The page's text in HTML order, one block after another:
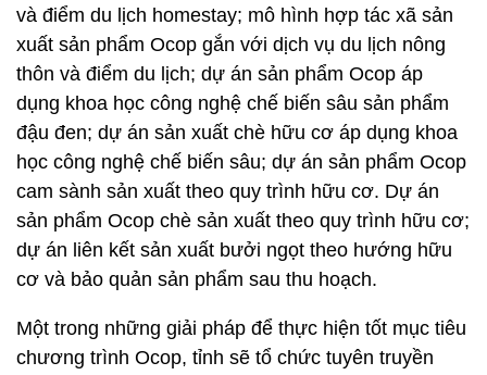
và điểm du lịch homestay; mô hình hợp tác xã sản
xuất sản phẩm Ocop gắn với dịch vụ du lịch nông
thôn và điểm du lịch; dự án sản phẩm Ocop áp
dụng khoa học công nghệ chế biến sâu sản phẩm
đậu đen; dự án sản xuất chè hữu cơ áp dụng khoa
học công nghệ chế biến sâu; dự án sản phẩm Ocop
cam sành sản xuất theo quy trình hữu cơ. Dự án
sản phẩm Ocop chè sản xuất theo quy trình hữu cơ;
dự án liên kết sản xuất bưởi ngọt theo hướng hữu
cơ và bảo quản sản phẩm sau thu hoạch.
Một trong những giải pháp để thực hiện tốt mục tiêu
chương trình Ocop, tỉnh sẽ tổ chức tuyên truyền